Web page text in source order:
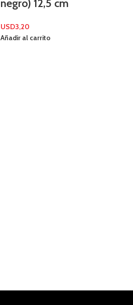
negro) 12,5 cm
USD3,20
Añadir al carrito